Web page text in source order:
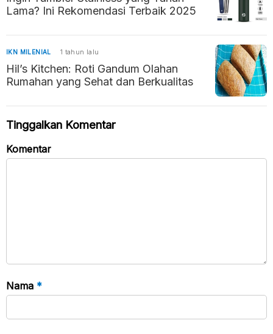
Lama? Ini Rekomendasi Terbaik 2025
IKN MILENIAL 1 tahun lalu
Hil’s Kitchen: Roti Gandum Olahan
Rumahan yang Sehat dan Berkualitas
Tinggalkan Komentar
Komentar
Nama *